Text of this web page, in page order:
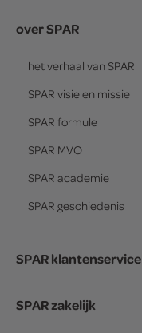
over SPAR
het verhaal van SPAR
SPAR visie en missie
SPAR formule
SPAR MVO
SPAR academie
SPAR geschiedenis
SPAR klantenservice
SPAR zakelijk